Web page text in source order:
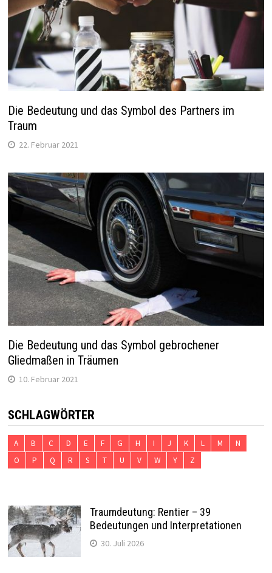
Die Bedeutung und das Symbol des Partners im
Traum
22. Februar 2021
Die Bedeutung und das Symbol gebrochener
Gliedmaßen in Träumen
10. Februar 2021
SCHLAGWÖRTER
A B C D E F G H I J K L M
N
O
P Q R S T U V W Y Z
Traumdeutung: Rentier – 39
Bedeutungen und Interpretationen
30. Juli 2026